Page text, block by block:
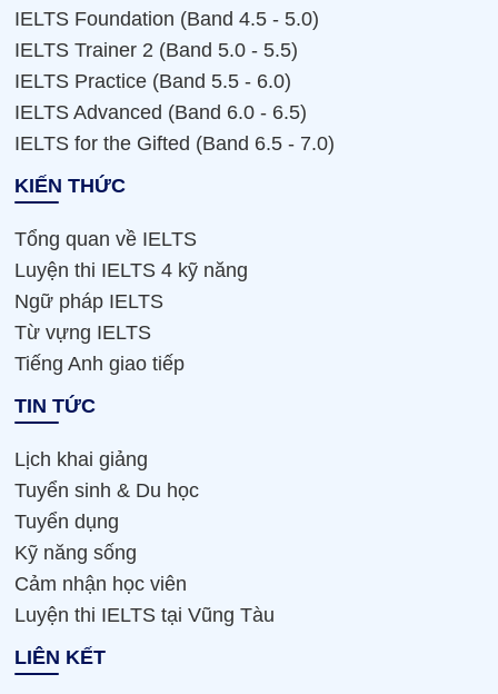
IELTS Foundation (Band 4.5 - 5.0)
IELTS Trainer 2 (Band 5.0 - 5.5)
IELTS Practice (Band 5.5 - 6.0)
IELTS Advanced (Band 6.0 - 6.5)
IELTS for the Gifted (Band 6.5 - 7.0)
KIẾN THỨC
Tổng quan về IELTS
Luyện thi IELTS 4 kỹ năng
Ngữ pháp IELTS
Từ vựng IELTS
Tiếng Anh giao tiếp
TIN TỨC
Lịch khai giảng
Tuyển sinh & Du học
Tuyển dụng
Kỹ năng sống
Cảm nhận học viên
Luyện thi IELTS tại Vũng Tàu
LIÊN KẾT